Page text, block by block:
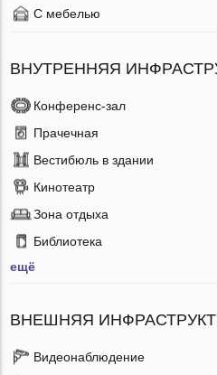
С мебелью
ВНУТРЕННЯЯ
Конференс-зал
Прачечная
Вестибюль в здании
Кинотеатр
Зона отдыха
Библиотека
ещё
ВНЕШНЯЯ
Видеонаблюдение